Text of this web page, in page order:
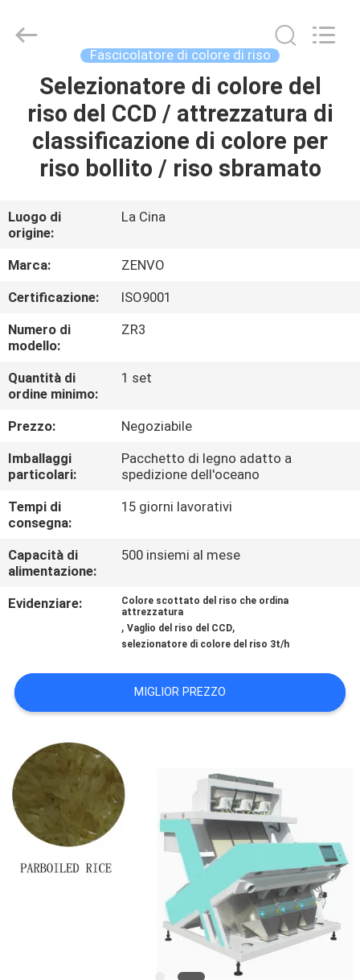
CASA
PRODOTTI
NOI
GIRO
DELLA
FABBRICA
CONTROLLO
DI
QUALITÀ
CONTATTICI
NOTIZIE
RICHIEDA
UNA
MAPPA
DEL
SITO
NORME
SULLA
PRIVACY
TECHNOLOGY
Fascicolatore di colore di riso
Selezionatore di colore del
riso del CCD / attrezzatura di
classificazione di colore per
riso bollito / riso sbramato
Luogo di
origine:
La Cina
Marca:
ZENVO
Certificazione:
ISO9001
Numero di
modello:
ZR3
Quantità di
ordine minimo:
1 set
Prezzo:
Negoziabile
Imballaggi
particolari:
Pacchetto di legno adatto a
spedizione dell'oceano
Tempi di
consegna:
15 giorni lavorativi
Capacità di
alimentazione:
500 insiemi al mese
Evidenziare:
Colore scottato del riso che ordina
attrezzatura
,Vaglio del riso del CCD,
selezionatore di colore del riso 3t/h
MIGLIOR PREZZO